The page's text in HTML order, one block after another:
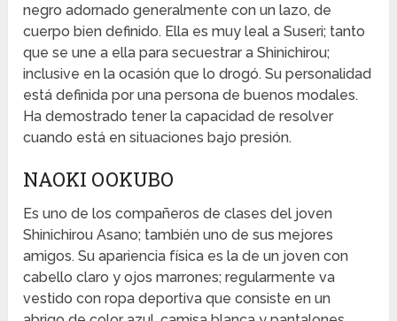
negro adornado generalmente con un lazo, de
cuerpo bien definido. Ella es muy leal a Suseri; tanto
que se une a ella para secuestrar a Shinichirou;
inclusive en la ocasión que lo drogó. Su personalidad
está definida por una persona de buenos modales.
Ha demostrado tener la capacidad de resolver
cuando está en situaciones bajo presión.
NAOKI OOKUBO
Es uno de los compañeros de clases del joven
Shinichirou Asano; también uno de sus mejores
amigos. Su apariencia física es la de un joven con
cabello claro y ojos marrones; regularmente va
vestido con ropa deportiva que consiste en un